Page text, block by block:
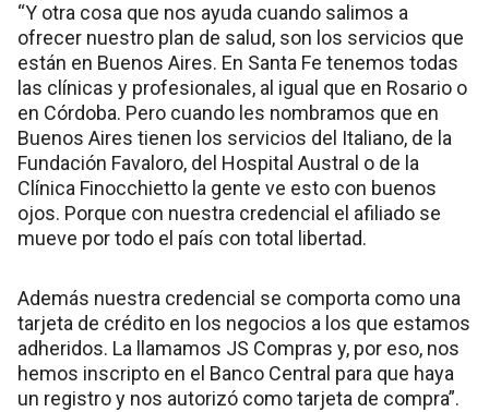
“Y otra cosa que nos ayuda cuando salimos a
ofrecer nuestro plan de salud, son los servicios que
están en Buenos Aires. En Santa Fe tenemos todas
las clínicas y profesionales, al igual que en Rosario o
en Córdoba. Pero cuando les nombramos que en
Buenos Aires tienen los servicios del Italiano, de la
Fundación Favaloro, del Hospital Austral o de la
Clínica Finocchietto la gente ve esto con buenos
ojos. Porque con nuestra credencial el afiliado se
mueve por todo el país con total libertad.
Además nuestra credencial se comporta como una
tarjeta de crédito en los negocios a los que estamos
adheridos. La llamamos JS Compras y, por eso, nos
hemos inscripto en el Banco Central para que haya
un registro y nos autorizó como tarjeta de compra”.